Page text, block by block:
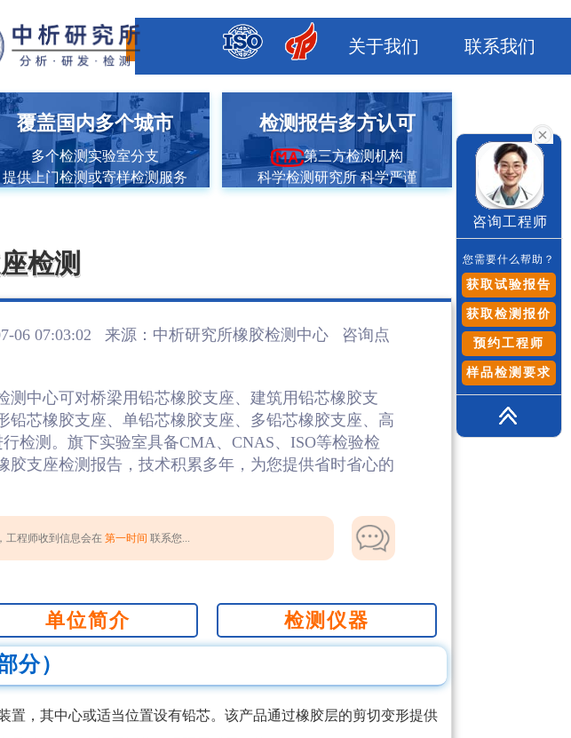
关于我们 联系我们
覆盖国内多个城市
多个检测实验室分支
提供上门检测或寄样检测服务
检测报告多方认可
第三方检测机构
科学检测研究所 科学严谨
检测
06 07:03:02 来源： 中析研究所橡胶检测 中心 咨询点
测中心可对桥梁用铅芯橡胶支座、建筑用铅芯橡胶支
铅芯橡胶支座、单铅芯橡胶支座、多铅芯橡胶支座、高
检测。旗下实验室具备CMA、CNAS、ISO等检验检
胶支座检测报告，技术积累多年，为您提供省时省心的
工程师收到信息会在 第一时间 联系您...
单位简介 检测仪器
分）
，其中心或适当位置设有铅芯。该产品通过橡胶层的剪切变形提供
咨询工程师
您需要什么帮助？
获取试验报告
获取检测报价
预约工程师
样品检测要求